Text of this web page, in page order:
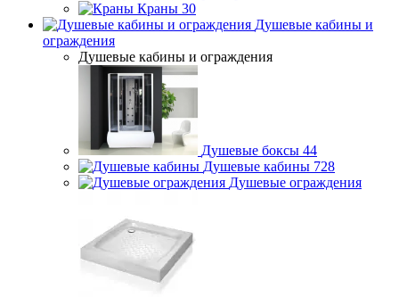
Краны 30
Душевые кабины и
ограждения
Душевые кабины и ограждения
Душевые боксы 44
Душевые кабины 728
Душевые ограждения